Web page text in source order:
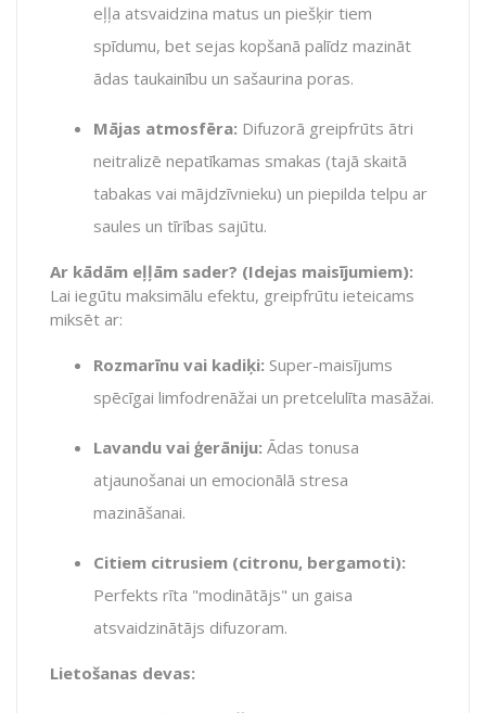
eļļa atsvaidzina matus un piešķir tiem
spīdumu, bet sejas kopšanā palīdz mazināt
ādas taukainību un sašaurina poras.
Mājas atmosfēra: Difuzorā greipfrūts ātri
neitralizē nepatīkamas smakas (tajā skaitā
tabakas vai mājdzīvnieku) un piepilda telpu ar
saules un tīrības sajūtu.
Ar kādām eļļām sader? (Idejas maisījumiem):
Lai iegūtu maksimālu efektu, greipfrūtu ieteicams
miksēt ar:
Rozmarīnu vai kadiķi: Super-maisījums
spēcīgai limfodrenāžai un pretcelulīta masāžai.
Lavandu vai ģerāniju: Ādas tonusa
atjaunošanai un emocionālā stresa
mazināšanai.
Citiem citrusiem (citronu, bergamoti):
Perfekts rīta "modinātājs" un gaisa
atsvaidzinātājs difuzoram.
Lietošanas devas: